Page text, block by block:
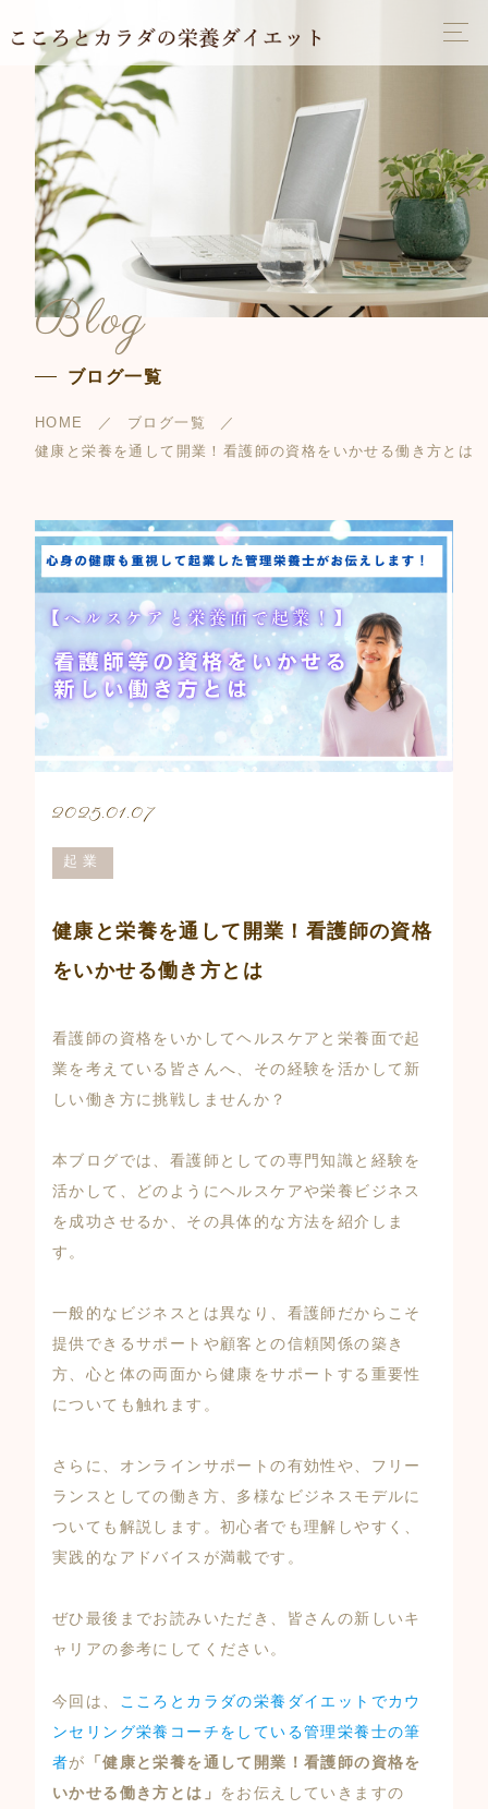
Blog
ブログ一覧
HOME
ブログ一覧
健康と栄養を通して開業！看護師の資格をいかせる働き方とは
2025.01.07
起業
健康と栄養を通して開業！看護師の資格
をいかせる働き方とは
看護師の資格をいかしてヘルスケアと栄養面で起
業を考えている皆さんへ、その経験を活かして新
しい働き方に挑戦しませんか？
本ブログでは、看護師としての専門知識と経験を
活かして、どのようにヘルスケアや栄養ビジネス
を成功させるか、その具体的な方法を紹介しま
す。
一般的なビジネスとは異なり、看護師だからこそ
提供できるサポートや顧客との信頼関係の築き
方、心と体の両面から健康をサポートする重要性
についても触れます。
さらに、オンラインサポートの有効性や、フリー
ランスとしての働き方、多様なビジネスモデルに
ついても解説します。初心者でも理解しやすく、
実践的なアドバイスが満載です。
ぜひ最後までお読みいただき、皆さんの新しいキ
ャリアの参考にしてください。
今回は、
こころとカラダの栄養ダイエットでカウ
ンセリング栄養コーチをしている管理栄養士の筆
者が
「健康と栄養を通して開業！看護師の資格を
いかせる働き方とは」 をお伝えしていきますの